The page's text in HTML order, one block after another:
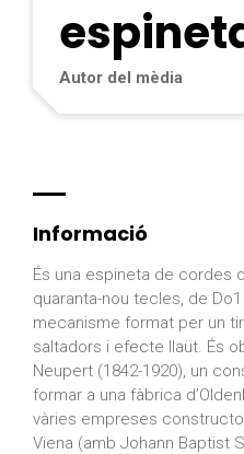
Autor del mèdia
Informació
És una espineta de cordes
quaranta-nou tecles, de
mecanisme format per un
saltadors i efecte llaüt. És
Neupert (1842-1920), un
formar a una fàbrica
vàries empreses
Viena (amb Johann Baptist